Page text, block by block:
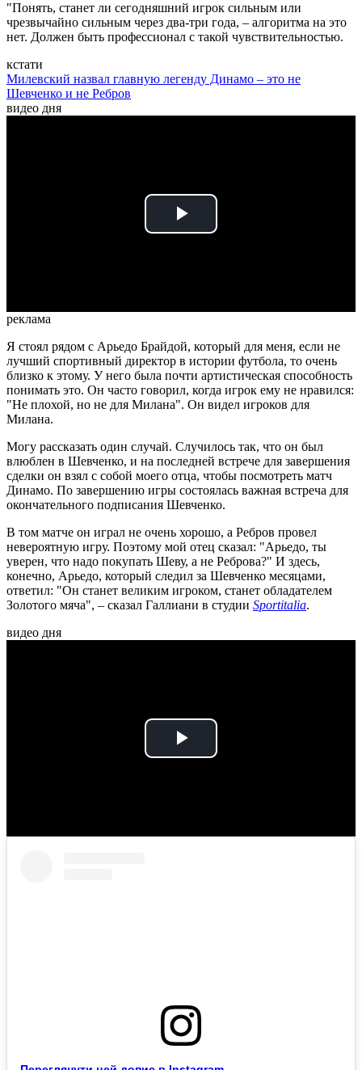
"Понять, станет ли сегодняшний игрок сильным или
чрезвычайно сильным через два-три года, – алгоритма на это
нет. Должен быть профессионал с такой чувствительностью.
кстати
Милевский назвал главную легенду Динамо – это не
Шевченко и не Ребров
видео дня
Play
реклама
Я стоял рядом с Арьедо Брайдой, который для меня, если не
лучший спортивный директор в истории футбола, то очень
близко к этому. У него была почти артистическая способность
понимать это. Он часто говорил, когда игрок ему не нравился:
"Не плохой, но не для Милана". Он видел игроков для
Милана.
Могу рассказать один случай. Случилось так, что он был
влюблен в Шевченко, и на последней встрече для завершения
сделки он взял с собой моего отца, чтобы посмотреть матч
Динамо. По завершению игры состоялась важная встреча для
окончательного подписания Шевченко.
В том матче он играл не очень хорошо, а Ребров провел
невероятную игру. Поэтому мой отец сказал: "Арьедо, ты
уверен, что надо покупать Шеву, а не Реброва?" И здесь,
конечно, Арьедо, который следил за Шевченко месяцами,
ответил: "Он станет великим игроком, станет обладателем
Золотого мяча", – сказал Галлиани в студии Sportitalia.
видео дня
Play